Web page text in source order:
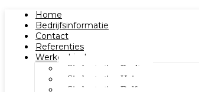
Home
Bedrijfsinformatie
Contact
Referenties
Werkgebied
Sierbestrating Raalte
Sierbestrating Heino
Sierbestrating Dalfsen